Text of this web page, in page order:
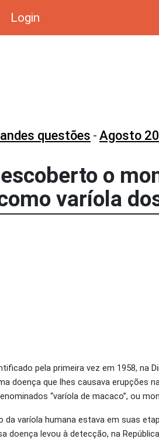
Login
questões - Agosto
o
varíola
pela primeira vez em 1958, na
doença que lhes causava erupções
“varíola de macaco”, ou
da varíola humana estava em suas
levou à detecção, na